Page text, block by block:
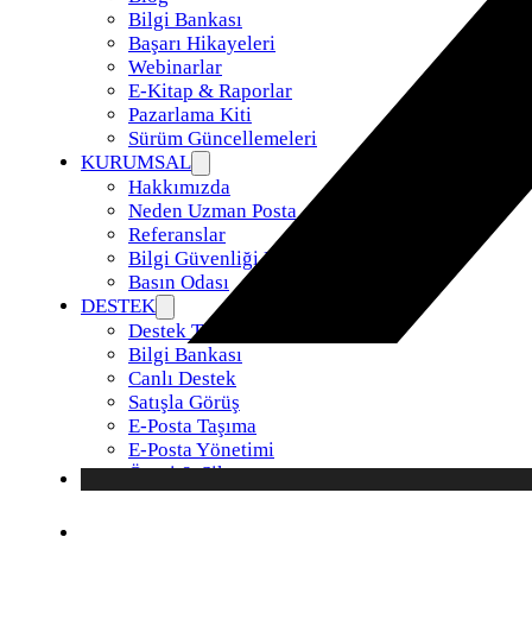
Bilgi Bankası
Başarı Hikayeleri
Webinarlar
E-Kitap & Raporlar
Pazarlama Kiti
Sürüm Güncellemeleri
KURUMSAL
Hakkımızda
Neden Uzman Posta
Referanslar
Bilgi Güvenliği Politikamız
Basın Odası
DESTEK
Destek Talebi
Bilgi Bankası
Canlı Destek
Satışla Görüş
E-Posta Taşıma
E-Posta Yönetimi
Öneri & Şikayet